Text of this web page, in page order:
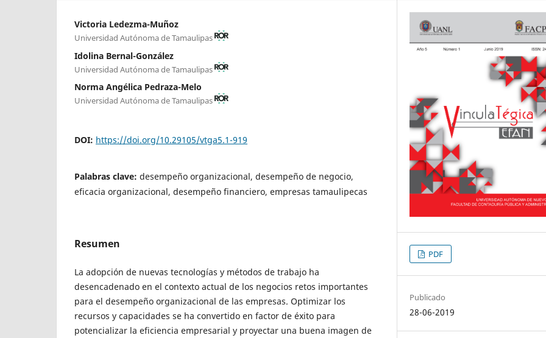
Victoria Ledezma-Muñoz
Universidad Autónoma de Tamaulipas
Idolina Bernal-González
Universidad Autónoma de Tamaulipas
Norma Angélica Pedraza-Melo
Universidad Autónoma de Tamaulipas
DOI: https://doi.org/10.29105/vtga5.1-919
Palabras clave: desempeño organizacional, desempeño de negocio,
eficacia organizacional, desempeño financiero, empresas tamaulipecas
Resumen
La adopción de nuevas tecnologías y métodos de trabajo ha
desencadenado en el contexto actual de los negocios retos importantes
para el desempeño organizacional de las empresas. Optimizar los
recursos y capacidades se ha convertido en factor de éxito para
potencializar la eficiencia empresarial y proyectar una buena imagen de
PDF
Publicado
28-06-2019